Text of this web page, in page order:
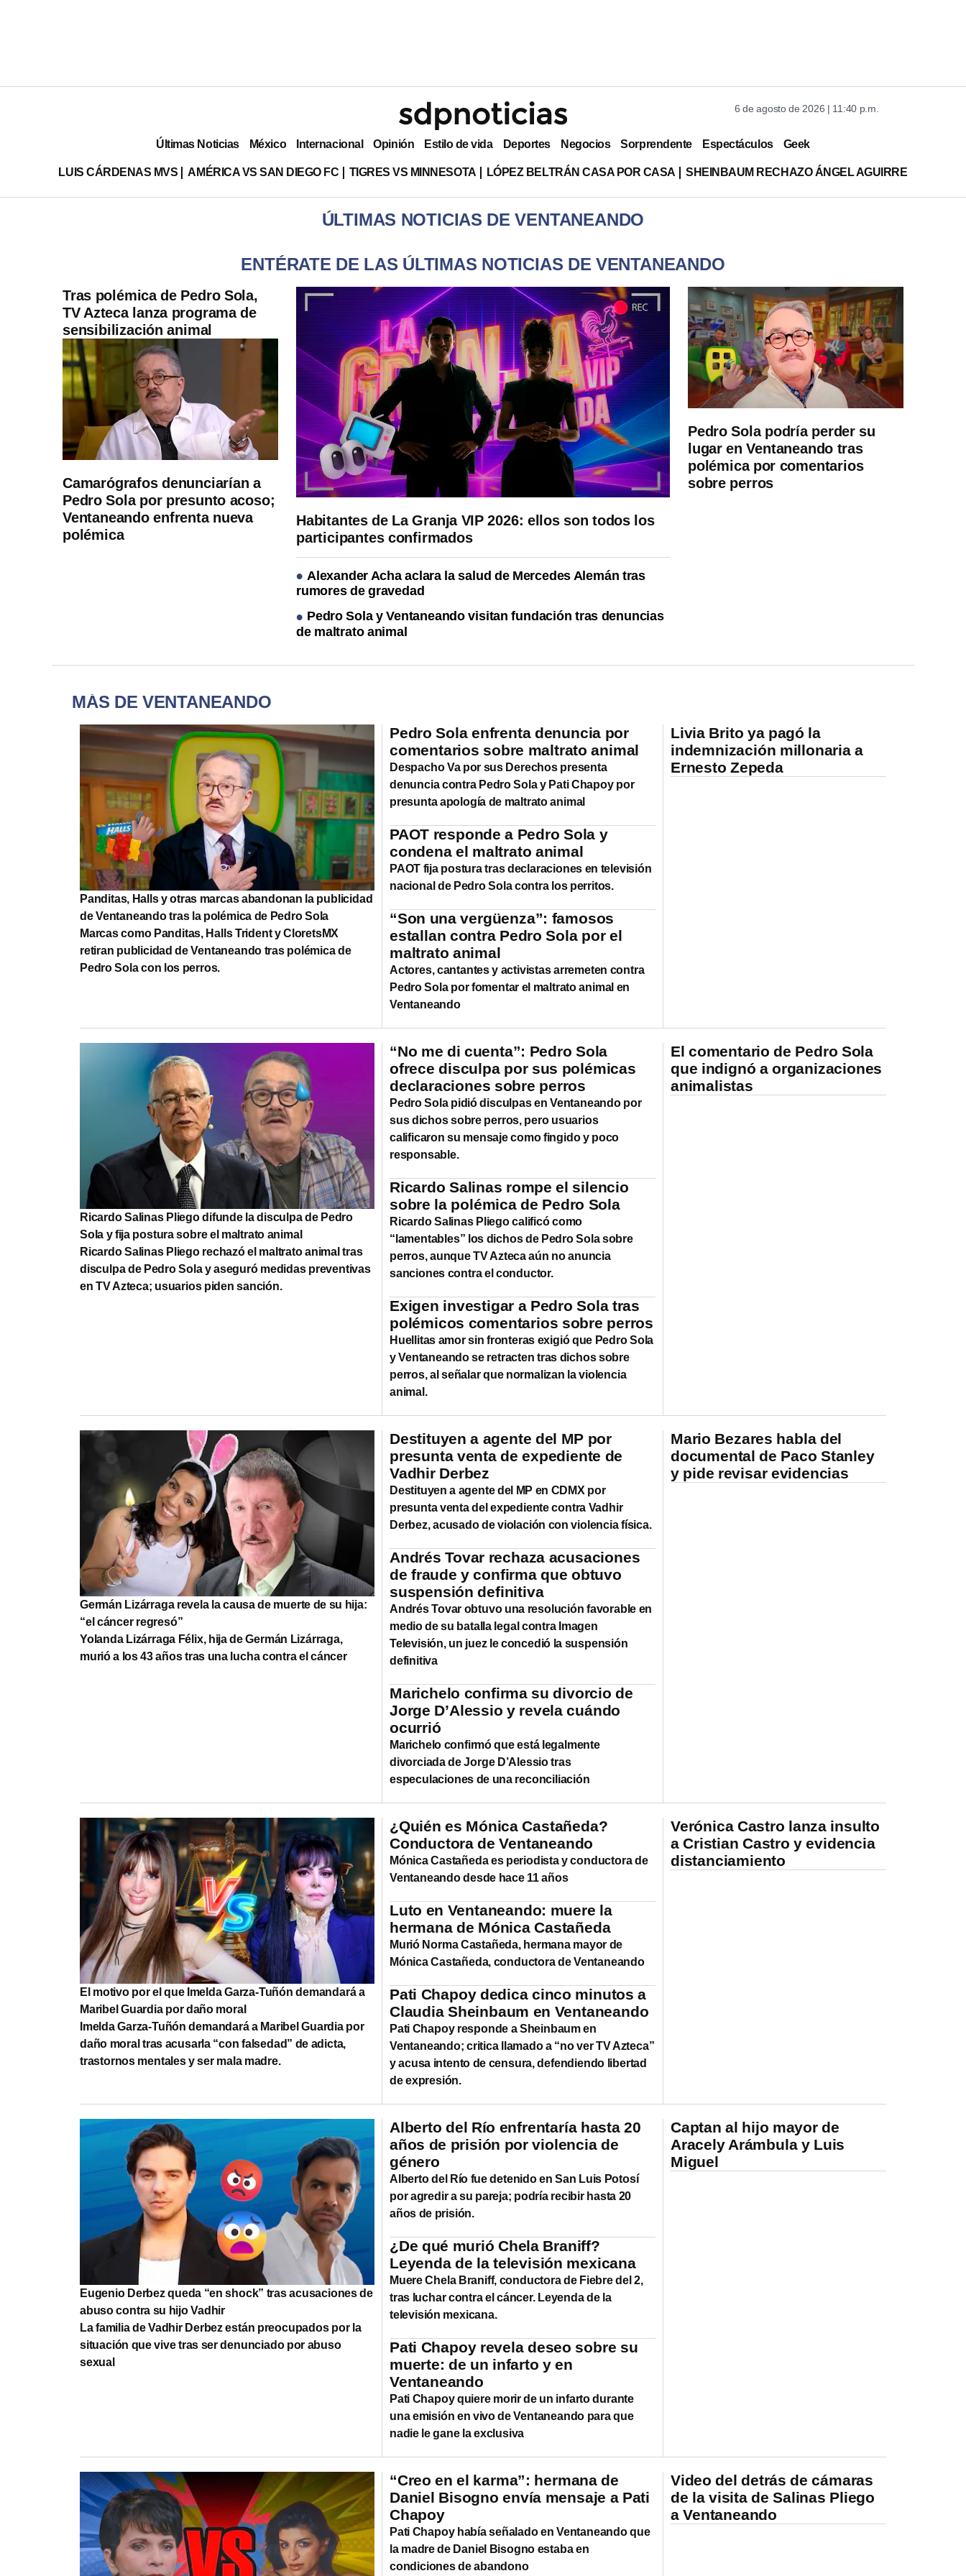
6 de agosto de 2026 | 11:40 p.m.
Últimas Noticias México Internacional Opinión Estilo de vida Deportes Negocios Sorprendente Espectáculos Geek
LUIS CÁRDENAS MVS AMÉRICA VS SAN DIEGO FC TIGRES VS MINNESOTA LÓPEZ BELTRÁN CASA POR CASA SHEINBAUM RECHAZO ÁNGEL AGUIRRE
ÚLTIMAS NOTICIAS DE VENTANEANDO
ENTÉRATE DE LAS ÚLTIMAS NOTICIAS DE VENTANEANDO
Tras polémica de Pedro Sola,
TV Azteca lanza programa de
sensibilización animal
Camarógrafos denunciarían a
Pedro Sola por presunto acoso;
Ventaneando enfrenta nueva
polémica
Habitantes de La Granja VIP 2026: ellos son todos los
participantes confirmados
Alexander Acha aclara la salud de Mercedes Alemán tras
rumores de gravedad
Pedro Sola y Ventaneando visitan fundación tras denuncias
de maltrato animal
Pedro Sola podría perder su
lugar en Ventaneando tras
polémica por comentarios
sobre perros
MÁS DE VENTANEANDO
Panditas, Halls y otras marcas abandonan la publicidad
de Ventaneando tras la polémica de Pedro Sola
Marcas como Panditas, Halls Trident y CloretsMX
retiran publicidad de Ventaneando tras polémica de
Pedro Sola con los perros.
Pedro Sola enfrenta denuncia por
comentarios sobre maltrato animal
Despacho Va por sus Derechos presenta
denuncia contra Pedro Sola y Pati Chapoy por
presunta apología de maltrato animal
PAOT responde a Pedro Sola y
condena el maltrato animal
PAOT fija postura tras declaraciones en televisión
nacional de Pedro Sola contra los perritos.
“Son una vergüenza”: famosos
estallan contra Pedro Sola por el
maltrato animal
Actores, cantantes y activistas arremeten contra
Pedro Sola por fomentar el maltrato animal en
Ventaneando
Livia Brito ya pagó la
indemnización millonaria a
Ernesto Zepeda
Ricardo Salinas Pliego difunde la disculpa de Pedro
Sola y fija postura sobre el maltrato animal
Ricardo Salinas Pliego rechazó el maltrato animal tras
disculpa de Pedro Sola y aseguró medidas preventivas
en TV Azteca; usuarios piden sanción.
“No me di cuenta”: Pedro Sola
ofrece disculpa por sus polémicas
declaraciones sobre perros
Pedro Sola pidió disculpas en Ventaneando por
sus dichos sobre perros, pero usuarios
calificaron su mensaje como fingido y poco
responsable.
Ricardo Salinas rompe el silencio
sobre la polémica de Pedro Sola
Ricardo Salinas Pliego calificó como
“lamentables” los dichos de Pedro Sola sobre
perros, aunque TV Azteca aún no anuncia
sanciones contra el conductor.
Exigen investigar a Pedro Sola tras
polémicos comentarios sobre perros
Huellitas amor sin fronteras exigió que Pedro Sola
y Ventaneando se retracten tras dichos sobre
perros, al señalar que normalizan la violencia
animal.
El comentario de Pedro Sola
que indignó a organizaciones
animalistas
Germán Lizárraga revela la causa de muerte de su hija:
“el cáncer regresó”
Yolanda Lizárraga Félix, hija de Germán Lizárraga,
murió a los 43 años tras una lucha contra el cáncer
Destituyen a agente del MP por
presunta venta de expediente de
Vadhir Derbez
Destituyen a agente del MP en CDMX por
presunta venta del expediente contra Vadhir
Derbez, acusado de violación con violencia física.
Andrés Tovar rechaza acusaciones
de fraude y confirma que obtuvo
suspensión definitiva
Andrés Tovar obtuvo una resolución favorable en
medio de su batalla legal contra Imagen
Televisión, un juez le concedió la suspensión
definitiva
Marichelo confirma su divorcio de
Jorge D’Alessio y revela cuándo
ocurrió
Marichelo confirmó que está legalmente
divorciada de Jorge D’Alessio tras
especulaciones de una reconciliación
Mario Bezares habla del
documental de Paco Stanley
y pide revisar evidencias
El motivo por el que Imelda Garza-Tuñón demandará a
Maribel Guardia por daño moral
Imelda Garza-Tuñón demandará a Maribel Guardia por
daño moral tras acusarla “con falsedad” de adicta,
trastornos mentales y ser mala madre.
¿Quién es Mónica Castañeda?
Conductora de Ventaneando
Mónica Castañeda es periodista y conductora de
Ventaneando desde hace 11 años
Luto en Ventaneando: muere la
hermana de Mónica Castañeda
Murió Norma Castañeda, hermana mayor de
Mónica Castañeda, conductora de Ventaneando
Pati Chapoy dedica cinco minutos a
Claudia Sheinbaum en Ventaneando
Pati Chapoy responde a Sheinbaum en
Ventaneando; critica llamado a “no ver TV Azteca”
y acusa intento de censura, defendiendo libertad
de expresión.
Verónica Castro lanza insulto
a Cristian Castro y evidencia
distanciamiento
Eugenio Derbez queda “en shock” tras acusaciones de
abuso contra su hijo Vadhir
La familia de Vadhir Derbez están preocupados por la
situación que vive tras ser denunciado por abuso
sexual
Alberto del Río enfrentaría hasta 20
años de prisión por violencia de
género
Alberto del Río fue detenido en San Luis Potosí
por agredir a su pareja; podría recibir hasta 20
años de prisión.
¿De qué murió Chela Braniff?
Leyenda de la televisión mexicana
Muere Chela Braniff, conductora de Fiebre del 2,
tras luchar contra el cáncer. Leyenda de la
televisión mexicana.
Pati Chapoy revela deseo sobre su
muerte: de un infarto y en
Ventaneando
Pati Chapoy quiere morir de un infarto durante
una emisión en vivo de Ventaneando para que
nadie le gane la exclusiva
Captan al hijo mayor de
Aracely Arámbula y Luis
Miguel
“Creo en el karma”: hermana de
Daniel Bisogno envía mensaje a Pati
Chapoy
Pati Chapoy había señalado en Ventaneando que
la madre de Daniel Bisogno estaba en
condiciones de abandono
Video del detrás de cámaras
de la visita de Salinas Pliego
a Ventaneando